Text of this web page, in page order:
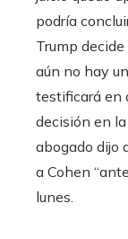
podría
Trump
aún no hay
testificará en
decisión en
abogado dijo
a Cohen
lunes.